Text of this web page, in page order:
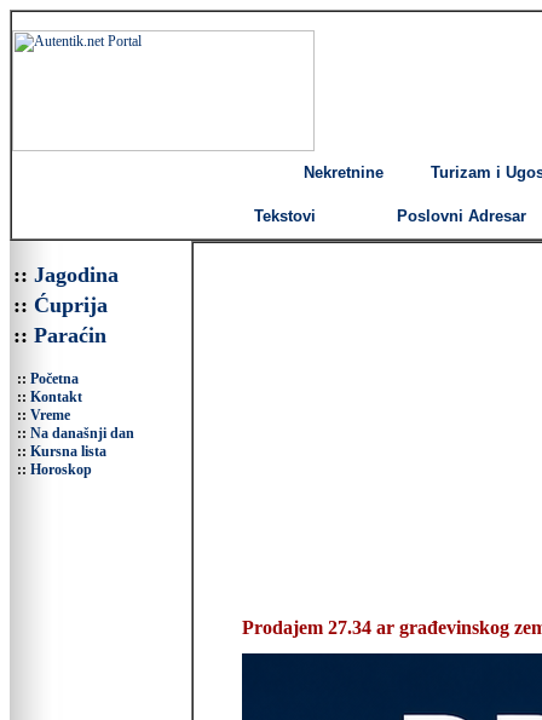
Nekretnine Turizam i
Tekstovi Poslovni Adresar
:: Jagodina
:: Ćuprija
:: Paraćin
:: Početna
:: Kontakt
:: Vreme
:: Na današnji dan
:: Kursna lista
:: Horoskop
Prodajem 27.34 ar građevinskog